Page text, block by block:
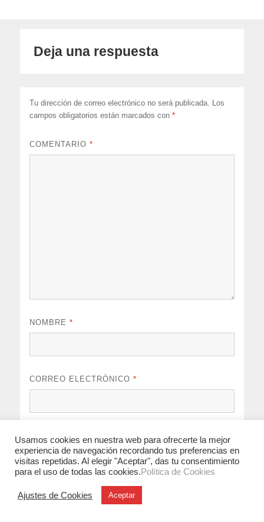
Deja una respuesta
Tu dirección de correo electrónico no será publicada. Los
campos obligatorios están marcados con*
COMENTARIO*
NOMBRE*
CORREO ELECTRÓNICO*
Guarda mi nombre, correo electrónico y web en este
navegador para la próxima vez que comente.
Usamos cookies en nuestra web para ofrecerte la mejor
experiencia de navegación recordando tus preferencias en
visitas repetidas. Al elegir "Aceptar", das tu consentimiento
para el uso de todas las cookies.Política de Cookies
Ajustes de Cookies Aceptar